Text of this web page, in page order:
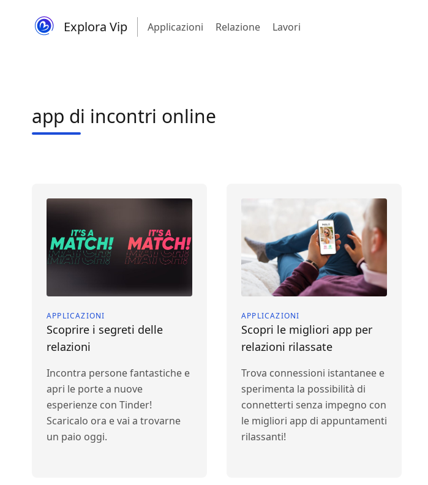
Explora Vip Applicazioni Relazione Lavori
app di incontri online
APPLICAZIONI
Scoprire i segreti delle
relazioni
Incontra persone fantastiche e
apri le porte a nuove
esperienze con Tinder!
Scaricalo ora e vai a trovarne
un paio oggi.
APPLICAZIONI
Scopri le migliori app per
relazioni rilassate
Trova connessioni istantanee e
sperimenta la possibilità di
connetterti senza impegno con
le migliori app di appuntamenti
rilassanti!